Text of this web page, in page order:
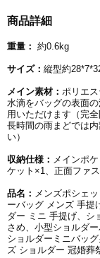
商品詳細
重量： 約0.6kg
サイズ： 縦型約
メイン素材： ポリエ
水滴をバッグの表面
用いただけます（完
長時間の雨まどでは
い）
収納仕様： メインポ
ケット×1、正面ファ
品名： メンズポシェ
ーバッグ メンズ 手提
ダー ミニ 手提げ、シ
さめ、小型ショルダ
ショルダーミニバッ
ズ ショルダー 冠婚葬